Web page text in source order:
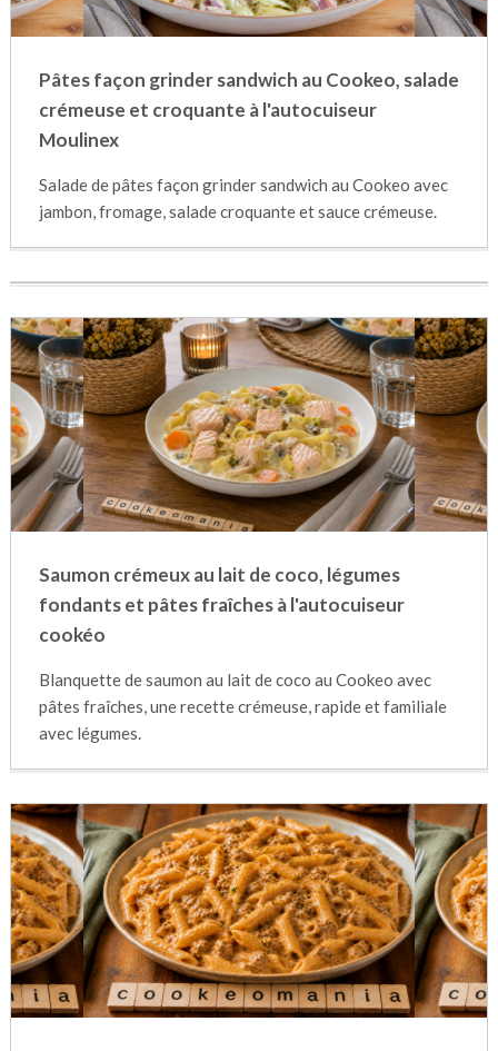
Pâtes façon grinder sandwich au Cookeo, salade
crémeuse et croquante à l'autocuiseur
Moulinex
Salade de pâtes façon grinder sandwich au Cookeo avec
jambon, fromage, salade croquante et sauce crémeuse.
Saumon crémeux au lait de coco, légumes
fondants et pâtes fraîches à l'autocuiseur
cookéo
Blanquette de saumon au lait de coco au Cookeo avec
pâtes fraîches, une recette crémeuse, rapide et familiale
avec légumes.